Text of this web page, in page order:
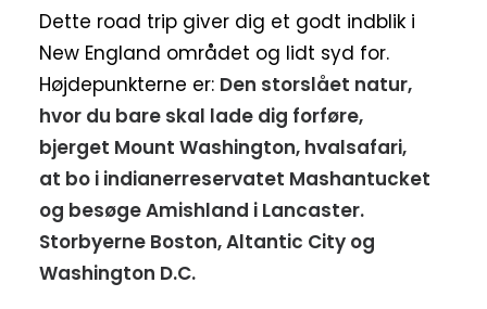
Dette road trip giver dig et godt indblik i
New England området og lidt syd for.
Højdepunkterne er: Den storslået natur,
hvor du bare skal lade dig forføre,
bjerget Mount Washington, hvalsafari,
at bo i indianerreservatet Mashantucket
og besøge Amishland i Lancaster.
Storbyerne Boston, Altantic City og
Washington D.C.